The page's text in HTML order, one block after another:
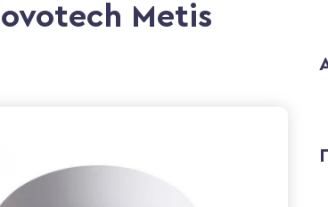
Metis